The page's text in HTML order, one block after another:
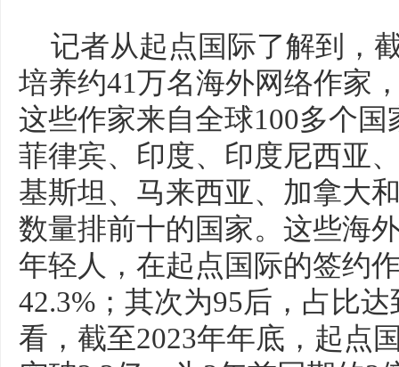
记者从起点国际了解到，
培养约41万名海外网络作家
这些作家来自全球100多个
菲律宾、印度、印度尼西亚
基斯坦、马来西亚、加拿大
数量排前十的国家。这些海
年轻人，在起点国际的签约
42.3%；其次为95后，占比
看，截至2023年年底，起点